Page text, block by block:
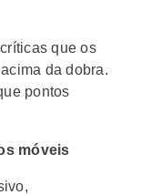
que os
da dobra.
pontos
móveis